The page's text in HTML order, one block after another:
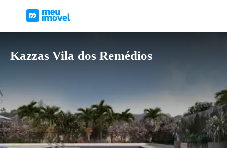
Kazzas Vila dos Remédios